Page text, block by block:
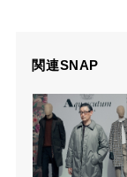
関連SNAP